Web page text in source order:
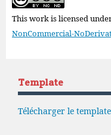
This work is licensed
NonCommercial-
Template
Télécharger le